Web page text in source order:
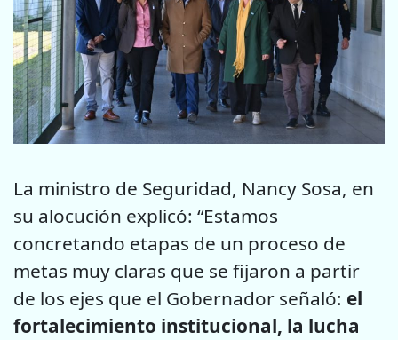
La ministro de Seguridad, Nancy Sosa, en
su alocución explicó: “Estamos
concretando etapas de un proceso de
metas muy claras que se fijaron a partir
de los ejes que el Gobernador señaló: el
fortalecimiento institucional, la lucha